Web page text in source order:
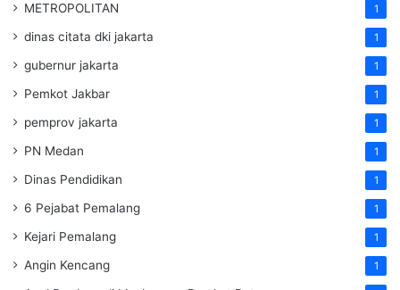
METROPOLITAN 1
dinas citata dki jakarta 1
gubernur jakarta 1
Pemkot Jakbar 1
pemprov jakarta 1
PN Medan 1
Dinas Pendidikan 1
6 Pejabat Pemalang 1
Kejari Pemalang 1
Angin Kencang 1